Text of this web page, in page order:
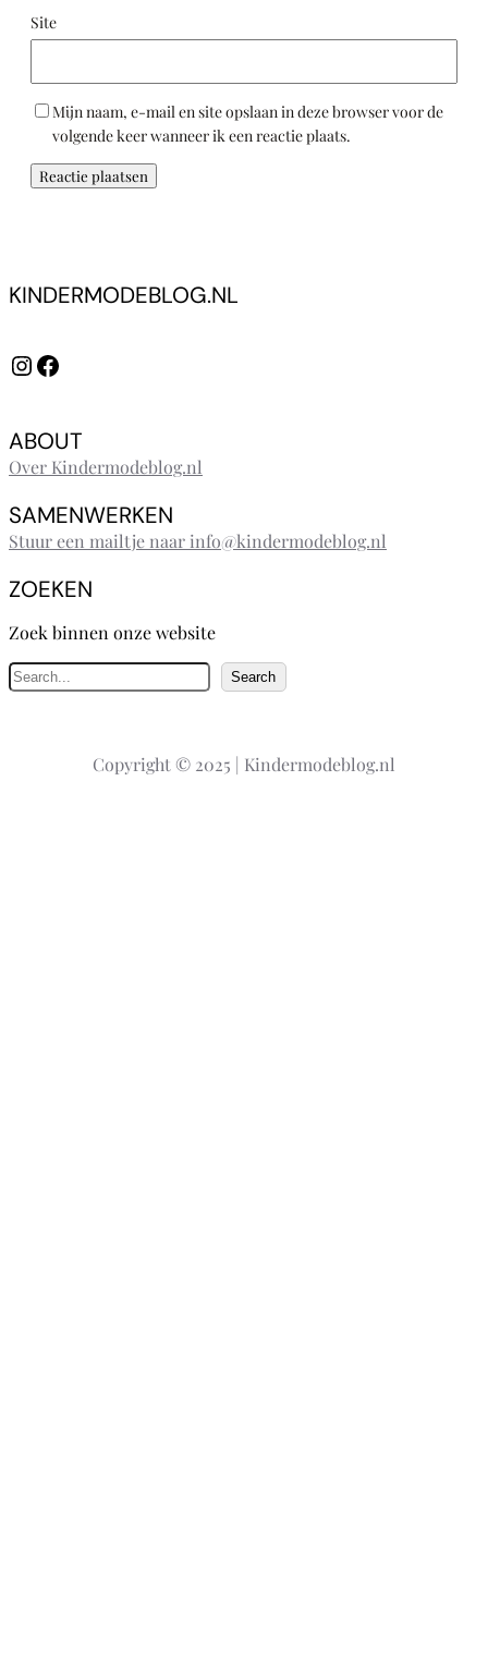
Site
Mijn naam, e-mail en site opslaan in deze browser voor de
volgende keer wanneer ik een reactie plaats.
KINDERMODEBLOG.NL
InstagramFacebook
ABOUT
Over Kindermodeblog.nl
SAMENWERKEN
Stuur een mailtje naar info@kindermodeblog.nl
ZOEKEN
Zoek binnen onze website
Z
o
e
Search
Copyright © 2025 | Kindermodeblog.nl